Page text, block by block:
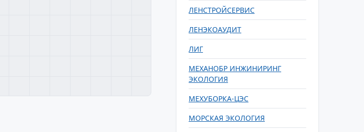
ЛЕНСТРОЙСЕРВИС
ЛЕНЭКОАУДИТ
ЛИГ
МЕХАНОБР ИНЖИНИРИНГ
ЭКОЛОГИЯ
МЕХУБОРКА-ЦЭС
МОРСКАЯ ЭКОЛОГИЯ